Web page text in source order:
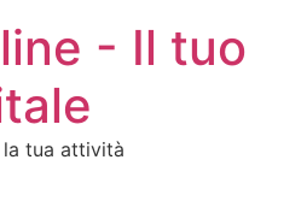
- Il tuo
tua attività